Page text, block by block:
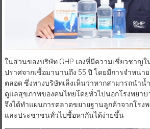
ในส่วนของบริษัท GHP เองที่มีความเชี่ยวชาญใ
ปราศจากเชื้อมานานถึง 55 ปี โดยมีการจำหน่า
ตลอด ซึ่งทางบริษัทเล็งเห็นว่าหากสามารถนำน้
ดูแลสุขภาพของคนไทยโดยทั่วไปนอกโรงพยาบ
จึงได้ทำแผนการตลาดขยายฐานลูกค้าจากโรง
และประชาชนทั่วไปซื้อหากันได้ง่ายขึ้น